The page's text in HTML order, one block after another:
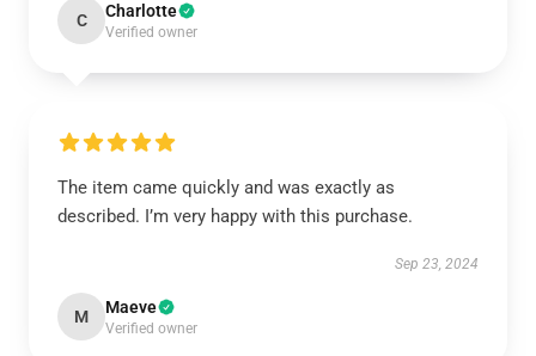
C Charlotte
Verified owner
The item came quickly and was exactly as
described. I’m very happy with this purchase.
Sep 23, 2024
M Maeve
Verified owner